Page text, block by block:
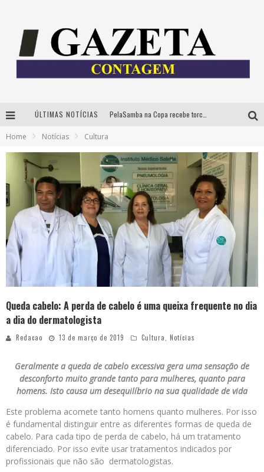
ÚLTIMAS NOTÍCIAS
Cineclube Comum apresenta obras de Kenneth Anger e Lucrecia Martel em nova sessão de “Visões Táteis”
Espetáculo “Allan Kardec – Um Olhar para a Eternidade” desembarca em BH na próxima semana
Home Notícias Cultura
Queda cabelo: A perda de cabelo é uma queixa frequente no dia
a dia do dermatologista
Redacao 13 de março de 2019 Cultura, Notícias
Geralmente a queda de cabelo excessiva gera uma sensação de
desconforto muito grande tanto para mulheres, quanto para
homens. Isto causa um desequilíbrio na sua qualidade de vida
Este problema acomete tanto homens quanto mulheres. Por isso
é fundamental distinguir entre as diferentes formas de queda de
cabelo. Para cada tipo de perda de cabelo, há um tratamento
diferenciado. Por isso evite usar tratamentos indicados por
profissionais que não são dermatologistas.